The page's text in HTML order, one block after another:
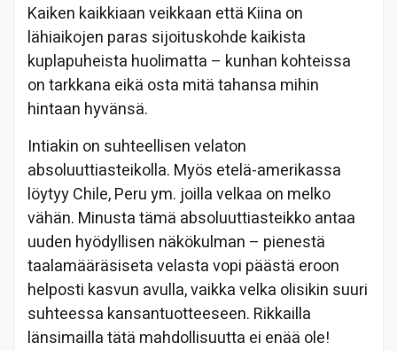
Kaiken kaikkiaan veikkaan että Kiina on
lähiaikojen paras sijoituskohde kaikista
kuplapuheista huolimatta – kunhan kohteissa
on tarkkana eikä osta mitä tahansa mihin
hintaan hyvänsä.
Intiakin on suhteellisen velaton
absoluuttiasteikolla. Myös etelä-amerikassa
löytyy Chile, Peru ym. joilla velkaa on melko
vähän. Minusta tämä absoluuttiasteikko antaa
uuden hyödyllisen näkökulman – pienestä
taalamääräsiseta velasta vopi päästä eroon
helposti kasvun avulla, vaikka velka olisikin suuri
suhteessa kansantuotteeseen. Rikkailla
länsimailla tätä mahdollisuutta ei enää ole!